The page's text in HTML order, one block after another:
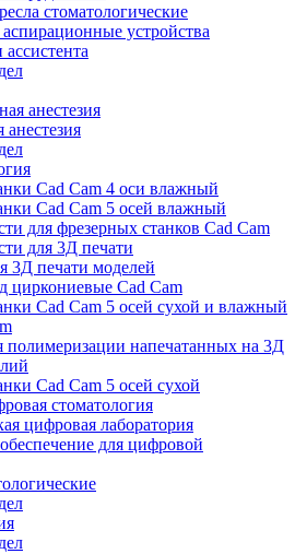
стоматологические
устройства
анестезия
Cad Cam 4 оси влажный
Cad Cam 5 осей влажный
для фрезерных станков Cad Cam
для 3Д печати
3Д печати моделей
циркониевые Cad Cam
Cad Cam 5 осей сухой и влажный
полимеризации напечатанных на 3Д
Cad Cam 5 осей сухой
стоматология
цифровая лаборатория
для цифровой